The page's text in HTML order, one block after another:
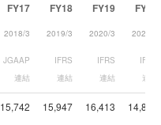
FY17 FY18 FY19 FY20
2018/3 2019/3 2020/3 2021/3
JGAAP
連結
IFRS
連結
IFRS
連結
IFRS
連結
15,742 15,947 16,413 14,885